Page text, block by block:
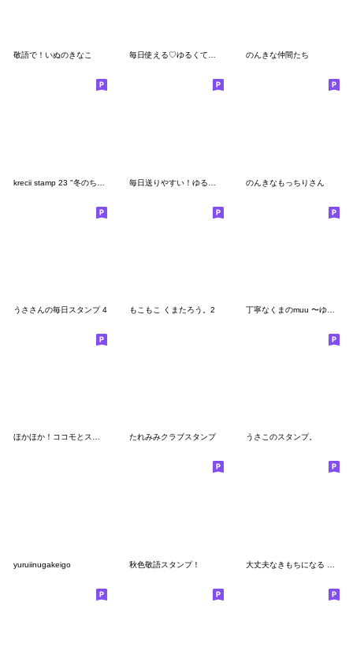
敬語で！いぬのきなこ 毎日使える♡ゆるくてかわいい仲間たち のんきな仲間たち
のんきなもっちりさん
うささんの毎日スタンプ 4 もこもこ くまたろう。2 丁寧なくまのmuu 〜ゆる敬語スタンプ
ほかほか！ココモとスモア たれみみクラブスタンプ うさこのスタンプ。
yuruiinugakeigo 秋色敬語スタンプ！